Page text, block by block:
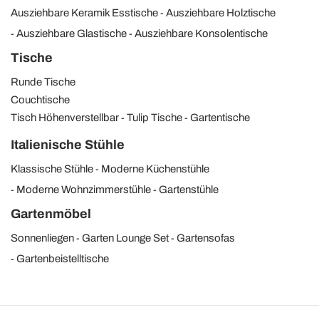
Ausziehbare Keramik Esstische
Ausziehbare Holztische
Ausziehbare Glastische
Ausziehbare Konsolentische
Tische
Runde Tische
Couchtische
Tisch Höhenverstellbar
Tulip Tische Gartentische
Italienische Stühle
Klassische Stühle
Moderne Küchenstühle
Moderne Wohnzimmerstühle
Gartenstühle
Gartenmöbel
Sonnenliegen Garten Lounge Set
Gartensofas
Gartenbeistelltische